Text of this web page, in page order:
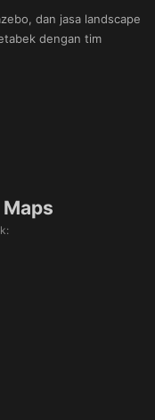
dan jasa landscape
dengan tim